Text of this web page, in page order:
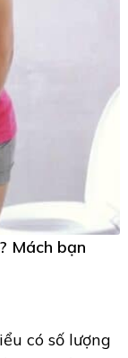
Mách bạn
có số lượng